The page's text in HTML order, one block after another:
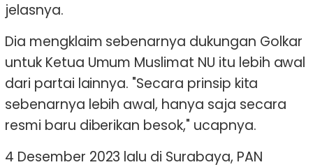
jelasnya.
Dia mengklaim sebenarnya dukungan Golkar
untuk Ketua Umum Muslimat NU itu lebih awal
dari partai lainnya. "Secara prinsip kita
sebenarnya lebih awal, hanya saja secara
resmi baru diberikan besok," ucapnya.
4 Desember 2023 lalu di Surabaya, PAN